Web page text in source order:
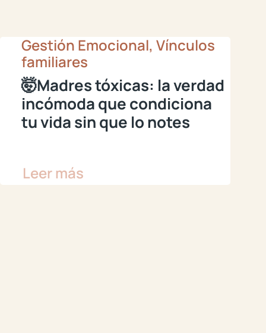
Gestión Emocional, Vínculos
familiares
🤯Madres tóxicas: la verdad
incómoda que condiciona
tu vida sin que lo notes
Leer más